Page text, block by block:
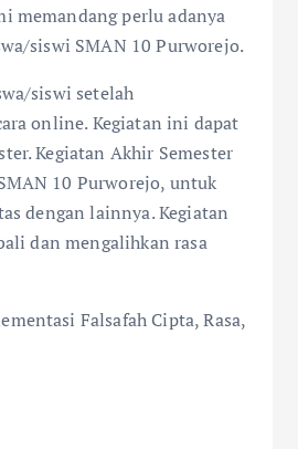
memandang perlu adanya
siswi SMAN 10 Purworejo.
siswi setelah
online. Kegiatan ini dapat
Kegiatan Akhir Semester
10 Purworejo, untuk
dengan lainnya. Kegiatan
dan mengalihkan rasa
Falsafah Cipta, Rasa,